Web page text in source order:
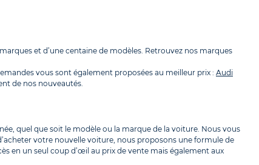
et d’une centaine de modèles. Retrouvez nos marques
vous sont également proposées au meilleur prix : Audi
de nos nouveautés.
quel que soit le modèle ou la marque de la voiture. Nous vous
votre nouvelle voiture, nous proposons une formule de
en un seul coup d’œil au prix de vente mais également aux